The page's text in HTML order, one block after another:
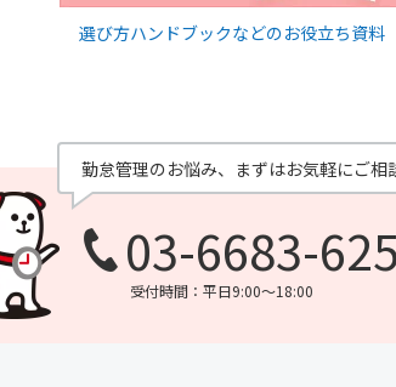
選び方ハンドブックなどのお役立ち資料
勤怠管理のお悩み、 まずはお気軽にご相
03-6683-
受付時間：平日9:00～18:00